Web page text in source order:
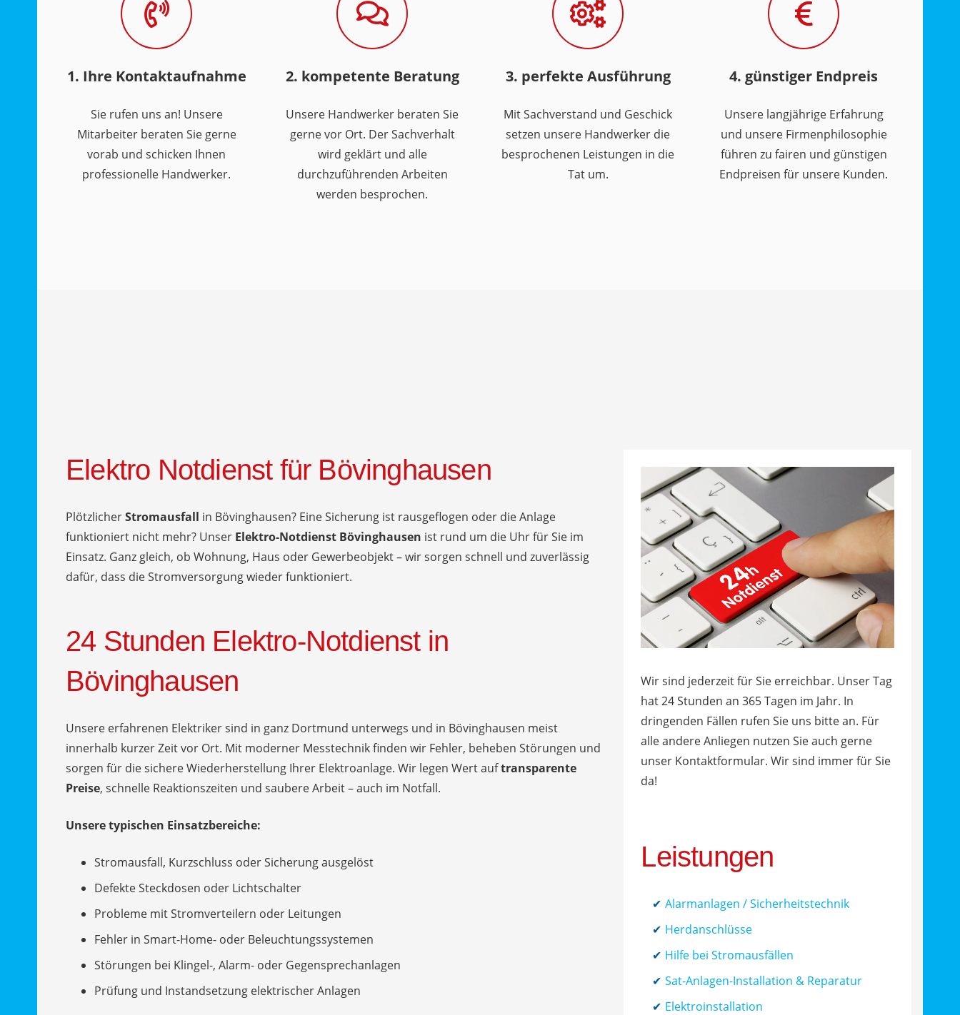
1. Ihre Kontaktaufnahme
Sie rufen uns an! Unsere
Mitarbeiter beraten Sie gerne
vorab und schicken Ihnen
professionelle Handwerker.
2. kompetente Beratung
Unsere Handwerker beraten Sie
gerne vor Ort. Der Sachverhalt
wird geklärt und alle
durchzuführenden Arbeiten
werden besprochen.
3. perfekte Ausführung
Mit Sachverstand und Geschick
setzen unsere Handwerker die
besprochenen Leistungen in die
Tat um.
4. günstiger Endpreis
Unsere langjährige Erfahrung
und unsere Firmenphilosophie
führen zu fairen und günstigen
Endpreisen für unsere Kunden.
Elektro Notdienst für Bövinghausen
PlötzlicherStromausfall in Bövinghausen? Eine Sicherung ist rausgeflogen oder die Anlage
funktioniert nicht mehr? Unser Elektro-Notdienst Bövinghausen ist rund um die Uhr für Sie im
Einsatz. Ganz gleich, ob Wohnung, Haus oder Gewerbeobjekt – wir sorgen schnell und zuverlässig
dafür, dass die Stromversorgung wieder funktioniert.
24 Stunden Elektro-Notdienst in
Bövinghausen
Unsere erfahrenen Elektriker sind in ganz Dortmund unterwegs und in Bövinghausen meist
innerhalb kurzer Zeit vor Ort. Mit moderner Messtechnik finden wir Fehler, beheben Störungen und
sorgen für die sichere Wiederherstellung Ihrer Elektroanlage. Wir legen Wert auftransparente
Preise, schnelle Reaktionszeiten und saubere Arbeit – auch im Notfall.
Unsere typischen Einsatzbereiche:
Stromausfall, Kurzschluss oder Sicherung ausgelöst
Defekte Steckdosen oder Lichtschalter
Probleme mit Stromverteilern oder Leitungen
Fehler in Smart-Home- oder Beleuchtungssystemen
Störungen bei Klingel-, Alarm- oder Gegensprechanlagen
Prüfung und Instandsetzung elektrischer Anlagen
Wir sind jederzeit für Sie erreichbar. Unser Tag
hat 24 Stunden an 365 Tagen im Jahr. In
dringenden Fällen rufen Sie uns bitte an. Für
alle andere Anliegen nutzen Sie auch gerne
unser Kontaktformular. Wir sind immer für Sie
da!
Leistungen
Alarmanlagen / Sicherheitstechnik
Herdanschlüsse
Hilfe bei Stromausfällen
Sat-Anlagen-Installation & Reparatur
Elektroinstallation